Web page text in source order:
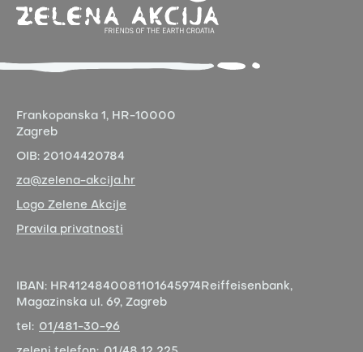
Frankopanska 1, HR-10000
Zagreb
OIB: 20104420784
za@zelena-akcija.hr
Logo Zelene Akcije
Pravila privatnosti
IBAN: HR4124840081101645974 Reiffeisenbank,
Magazinska ul. 69, Zagreb
tel: 01/481-30-96